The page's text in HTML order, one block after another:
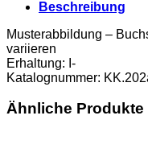
Beschreibung
Musterabbildung –
variieren
Erhaltung: I-
Katalognummer:
Ähnliche Produkte